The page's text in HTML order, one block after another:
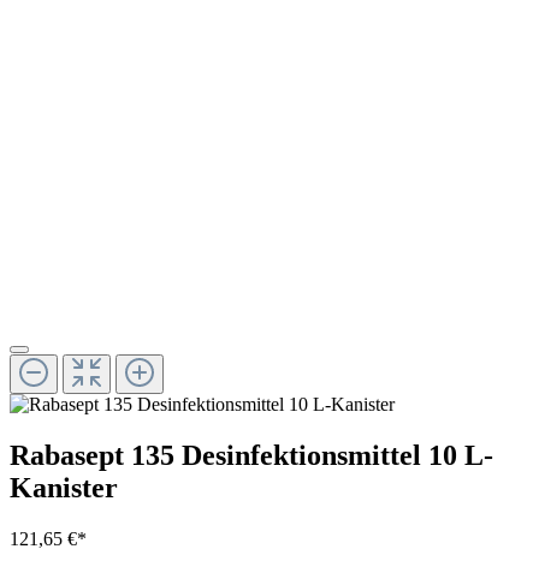
Rabasept 135 Desinfektionsmittel 10 L-
Kanister
121,65 €*